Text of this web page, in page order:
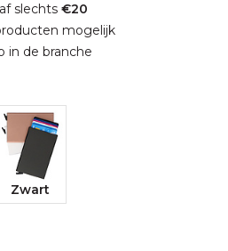
slechts €20
mogelijk
in de branche
Zwart